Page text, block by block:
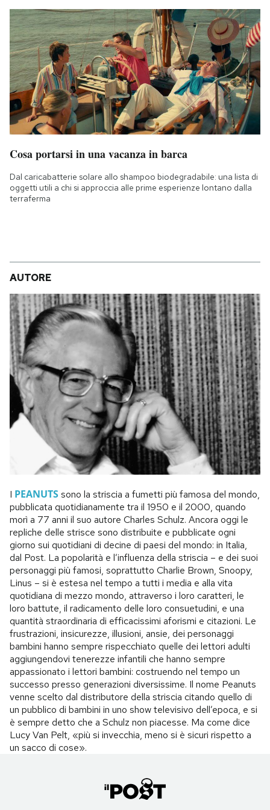
Cosa portarsi in una vacanza in barca
Dal caricabatterie solare allo shampoo biodegradabile: una lista di
oggetti utili a chi si approccia alle prime esperienze lontano dalla
terraferma
AUTORE
I PEANUTSsono la striscia a fumetti più famosa del mondo,
pubblicata quotidianamente tra il 1950 e il 2000, quando
morì a 77 anni il suo autore Charles Schulz. Ancora oggi le
repliche delle strisce sono distribuite e pubblicate ogni
giorno sui quotidiani di decine di paesi del mondo: in Italia,
dal Post. La popolarità e l’influenza della striscia – e dei suoi
personaggi più famosi, soprattutto Charlie Brown, Snoopy,
Linus – si è estesa nel tempo a tutti i media e alla vita
quotidiana di mezzo mondo, attraverso i loro caratteri, le
loro battute, il radicamento delle loro consuetudini, e una
quantità straordinaria di efficacissimi aforismi e citazioni. Le
frustrazioni, insicurezze, illusioni, ansie, dei personaggi
bambini hanno sempre rispecchiato quelle dei lettori adulti
aggiungendovi tenerezze infantili che hanno sempre
appassionato i lettori bambini: costruendo nel tempo un
successo presso generazioni diversissime. Il nome Peanuts
venne scelto dal distributore della striscia citando quello di
un pubblico di bambini in uno show televisivo dell’epoca, e si
è sempre detto che a Schulz non piacesse. Ma come dice
Lucy Van Pelt, «più si invecchia, meno si è sicuri rispetto a
un sacco di cose».